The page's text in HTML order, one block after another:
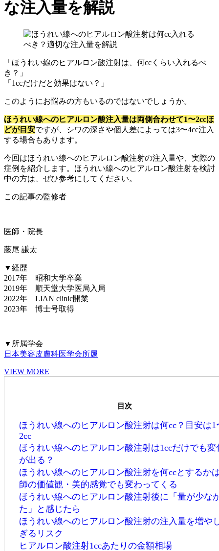
な注入量を解説
「ほうれい線のヒアルロン酸注射は、何ccくらい入れるべ
き？」
「1ccだけだと効果はない？」
このようにお悩みの方もいるのではないでしょうか。
ほうれい線へのヒアルロン酸注入量は両側合わせて1〜2ccほ
どが目安ですが、シワの深さや個人差によっては3〜4cc注入
する場合もあります。
今回はほうれい線へのヒアルロン酸注射の注入量や、実際の
症例を紹介します。ほうれい線へのヒアルロン酸注射を検討
中の方は、ぜひ参考にしてください。
この記事の監修者
医師・院長
藤尾 謙太
▼経歴
2017年 昭和大学卒業
2019年 順天堂大学医局入局
2022年 LIAN clinic開業
2023年 博士号取得
▼所属学会
日本美容皮膚科医学会所属
VIEW MORE
目次
ほうれい線へのヒアルロン酸注射は何cc？目安は1
2cc
ほうれい線へのヒアルロン酸注射は1ccだけでも変
が出る？
ほうれい線へのヒアルロン酸注射を何ccとするか
師の価値観・美的感覚でも変わってくる
ほうれい線へのヒアルロン酸注射後に「量が少な
た」と感じたら
ほうれい線へのヒアルロン酸注射の注入量を増や
ぎるリスク
ヒアルロン酸注射1ccあたりの金額相場